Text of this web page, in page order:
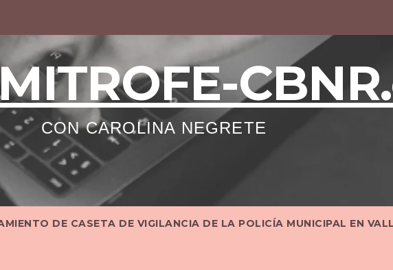
CON CAROLINA NEGRETE
DE CASETA DE VIGILANCIA DE LA POLICÍA MUNICIPAL EN